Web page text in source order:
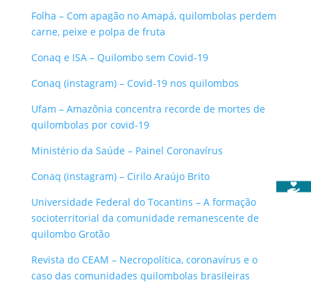
Folha – Com apagão no Amapá, quilombolas perdem
carne, peixe e polpa de fruta
Conaq e ISA – Quilombo sem Covid-19
Conaq (instagram) – Covid-19 nos quilombos
Ufam – Amazônia concentra recorde de mortes de
quilombolas por covid-19
Ministério da Saúde – Painel Coronavírus
Conaq (instagram) – Cirilo Araújo Brito
Universidade Federal do Tocantins – A formação
socioterritorial da comunidade remanescente de
quilombo Grotão
Revista do CEAM – Necropolítica, coronavírus e o
caso das comunidades quilombolas brasileiras